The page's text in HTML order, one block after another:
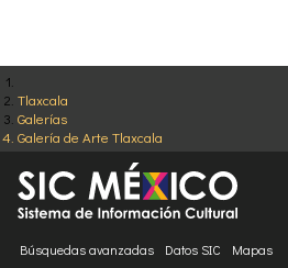
Tlaxcala
Galerías
Galería de Arte Tlaxcala
Búsquedas avanzadas Datos SIC Mapas